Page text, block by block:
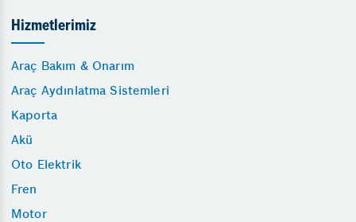
Hizmetlerimiz
Araç Bakım & Onarım
Araç Aydınlatma Sistemleri
Kaporta
Akü
Oto Elektrik
Fren
Motor